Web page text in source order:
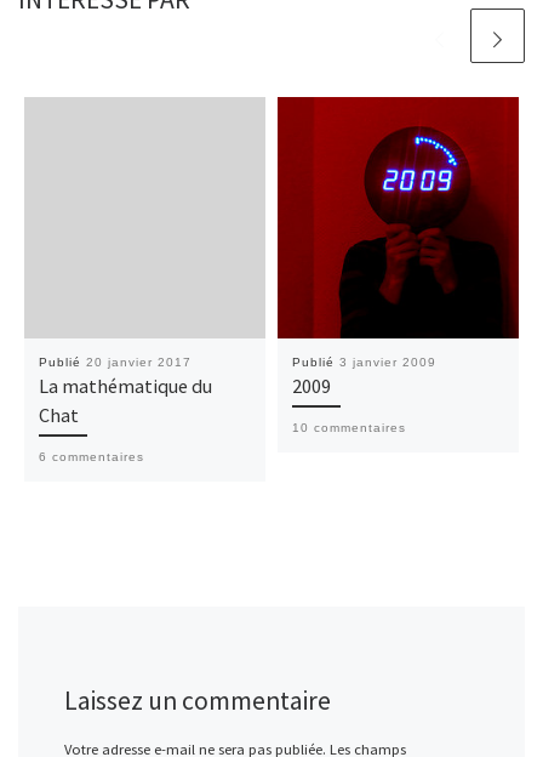
Publié 20 janvier 2017
La mathématique du
Chat
6 commentaires
Publié 3 janvier 2009
2009
10 commentaires
Laissez un commentaire
Votre adresse e-mail ne sera pas publiée. Les champs